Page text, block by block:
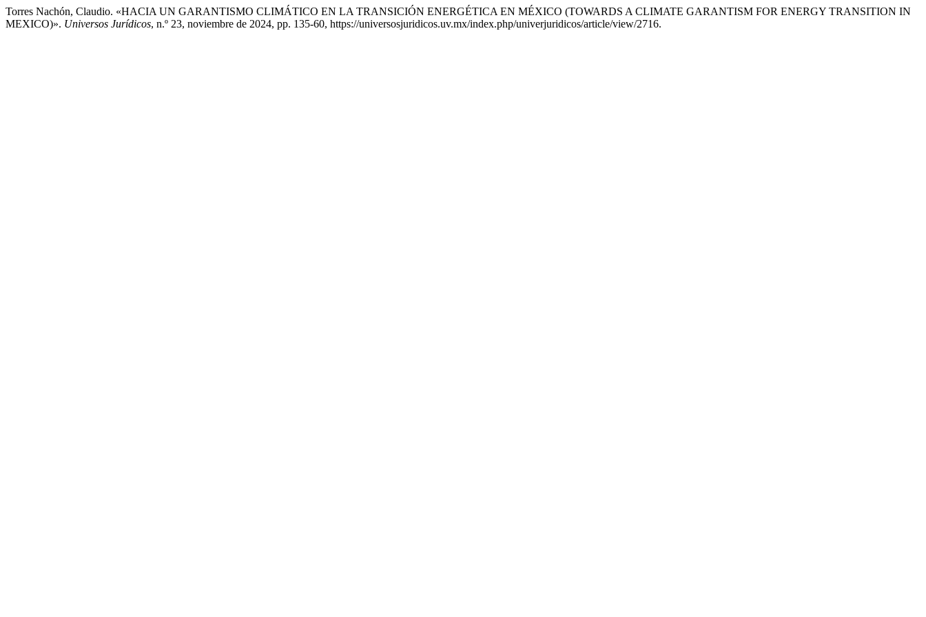
Torres Nachón, Claudio. «HACIA UN GARANTISMO CLIMÁTICO EN LA TRANSICIÓN ENERGÉTICA EN MÉXICO (TOWARDS A CLIMATE GARANTISM FOR ENERGY TRANSITION IN
MEXICO)». Universos Jurídicos, n.º 23, noviembre de 2024, pp. 135-60, https://universosjuridicos.uv.mx/index.php/univerjuridicos/article/view/2716.